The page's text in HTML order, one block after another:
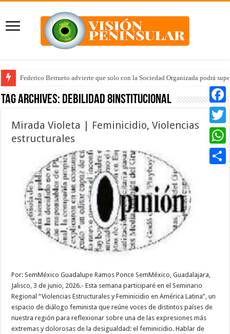
Federico Berrueto advierte que solo con la Sociedad Organizada podrá
Tag Archives: debilidad 8institucional
Mirada Violeta | Feminicidio, Violencias
estructurales
Por: SemMéxico Guadalupe Ramos Ponce SemMéxico, Guadalajara,
Jalisco, 3 de junio, 2026.- Esta semana participaré en el Seminario
Regional “Violencias Estructurales y Feminicidio en América Latina”, un
espacio de diálogo feminista que reúne voces de distintos países de
nuestra región para reflexionar sobre una de las expresiones más
extremas y dolorosas de la desigualdad: el feminicidio. Hablar de
Twitter